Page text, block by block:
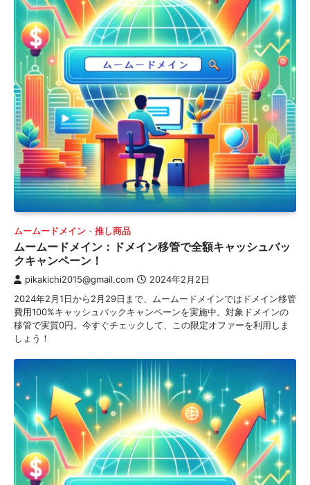
ムームードメイン 推し商品
ムームードメイン：ドメイン移管で全額キャッシュバッ
クキャンペーン！
pikakichi2015@gmail.com 2024年2月2日
2024年2月1日から2月29日まで、ムームードメインではドメイン移管
費用100%キャッシュバックキャンペーンを実施中。対象ドメインの
移管で実質0円。今すぐチェックして、この限定オファーを利用しま
しょう！